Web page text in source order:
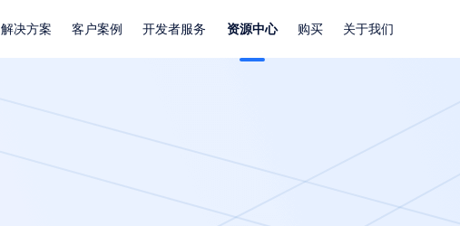
解决方案 客户案例 开发者服务 资源中心 购买 关于我们